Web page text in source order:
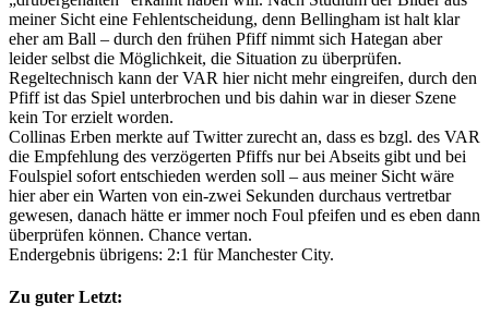
meiner Sicht eine Fehlentscheidung, denn Bellingham ist halt klar
eher am Ball – durch den frühen Pfiff nimmt sich Hategan aber
leider selbst die Möglichkeit, die Situation zu überprüfen.
Regeltechnisch kann der VAR hier nicht mehr eingreifen, durch den
Pfiff ist das Spiel unterbrochen und bis dahin war in dieser Szene
kein Tor erzielt worden.
Collinas Erben merkte auf Twitter zurecht an, dass es bzgl. des VAR
die Empfehlung des verzögerten Pfiffs nur bei Abseits gibt und bei
Foulspiel sofort entschieden werden soll – aus meiner Sicht wäre
hier aber ein Warten von ein-zwei Sekunden durchaus vertretbar
gewesen, danach hätte er immer noch Foul pfeifen und es eben dann
überprüfen können. Chance vertan.
Endergebnis übrigens: 2:1 für Manchester City.
Zu guter Letzt: